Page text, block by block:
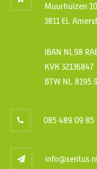
Muurhuizen
3811 EL
IBAN NL98
KVK 32136847
BTW NL
085 489 09 85
info@sentus.nl